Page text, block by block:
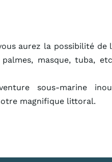
aurez la possibilité de
masque, tuba,
sous-marine
magnifique littoral.